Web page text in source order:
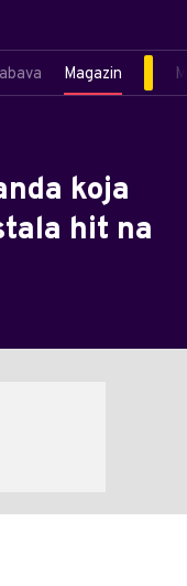
Magazin
koja
hit na